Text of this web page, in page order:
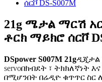
21g ሜታል ማርሽ
ቶርክ ማይክሮ ሰርቮ
DSpower S007M 21gዲጂታል
servoበክብደት ፣ ትክክለኛነት
በሚሆንበት በሬዲዮ ቁጥጥር ስር